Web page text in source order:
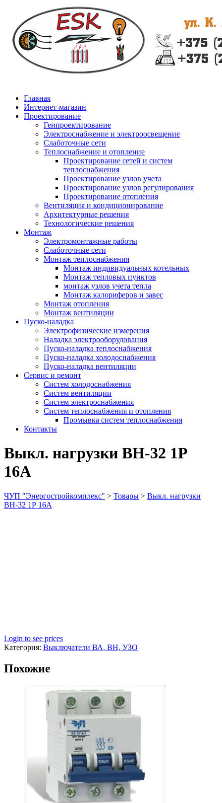
Главная
Интернет-магазин
Проектирование
Генпроектирование
Электроснабжение и электроосвещение
Слаботочные сети
Теплоснабжение и отопление
Проектирование сетей и систем
теплоснабжения
Проектирование узлов учета
Проектирование узлов регулирования
Проектирование отопления
Вентиляция и кондиционирование
Архитектурные решения
Технологические решения
Монтаж
Электромонтажные работы
Слаботочные сети
Монтаж теплоснабжения
Монтаж индивидуальных котельных
Монтаж тепловых пунктов
монтаж узлов учета тепла
Монтаж калориферов и завес
Монтаж отопления
Монтаж вентиляции
Пуско-наладка
Электрофизические измерения
Наладка электрооборудования
Пуско-наладка теплоснабжения
Пуско-наладка холодоснабжения
Пуско-наладка вентиляции
Сервис и ремонт
Систем холодоснабжения
Систем вентиляции
Систем электроснабжения
Систем теплоснабжения и отопления
Промывка систем теплоснабжения
Контакты
Выкл. нагрузки ВН-32 1Р
16А
ЧУП "Энергостройкомплекс" > Товары > Выкл. нагрузки
ВН-32 1Р 16А
Login to see prices
Категория: Выключатели ВА, ВН, УЗО
Похожие